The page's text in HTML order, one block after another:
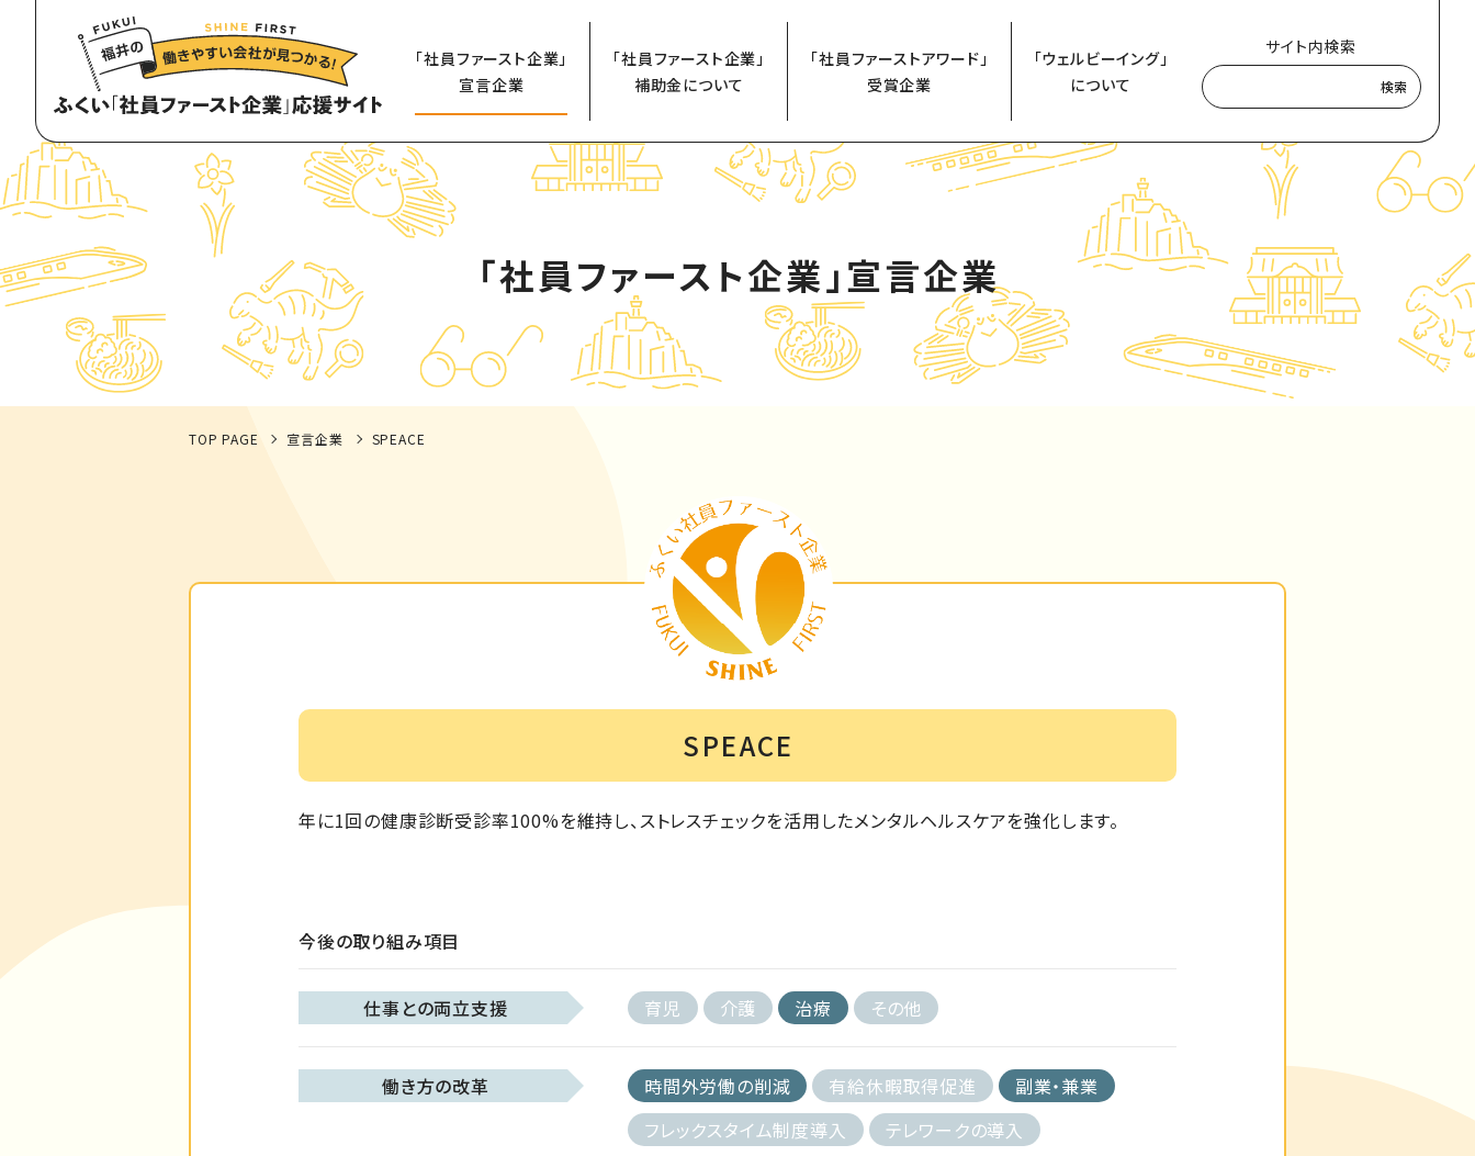
「社員ファースト企業」
宣言企業
「社員ファースト企業」
補助金について
「社員ファーストアワード」
受賞企業
「ウェルビーイング」
について
サイト内検索
検索
「社員ファースト企業」宣言企業
TOP PAGE 宣言企業 SPEACE
SPEACE
年に1回の健康診断受診率100%を維持し、ストレスチェックを活用したメンタルヘルスケアを強化します。
今後の取り組み項目
仕事との両立支援 育児 介護 治療 その他
働き方の改革 時間外労働の削減 有給休暇取得促進
副業・兼業
フレックスタイム制度導入
テレワークの導入